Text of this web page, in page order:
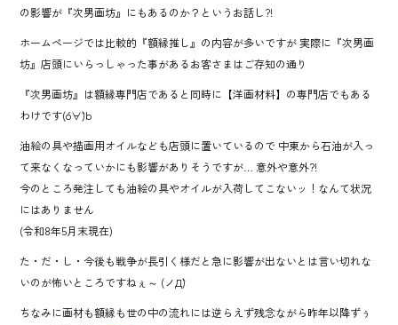
の影響が『次男画坊』にもあるのか？というお話し?!
ホームページでは比較的『額縁推し』の内容が多いですが 実際に『次男画
坊』店頭にいらっしゃった事があるお客さまはご存知の通り
『次男画坊』は額縁専門店であると同時に【洋画材料】の専門店でもある
わけです(o´∀`)b
油絵の具や描画用オイルなども店頭に置いているので 中東から石油が入っ
て来なくなっていかにも影響がありそうですが… 意外や意外?!
今のところ発注しても油絵の具やオイルが入荷してこないッ！なんて状況
にはありません
(令和8年5月末現在)
た・だ・し・今後も戦争が長引く様だと急に影響が出ないとは言い切れな
いのが怖いところですねぇ～ (ノД`)
ちなみに画材も額縁も世の中の流れには逆らえず残念ながら昨年以降ずぅ